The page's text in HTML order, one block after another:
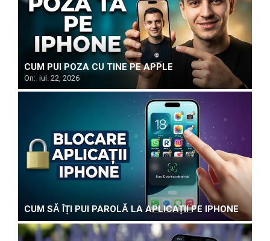
CUM PUI POZA CU TINE PE APPLE
On: iul. 22, 2026
CUM SĂ ÎȚI PUI PAROLĂ LA APLICAȚII PE IPHONE